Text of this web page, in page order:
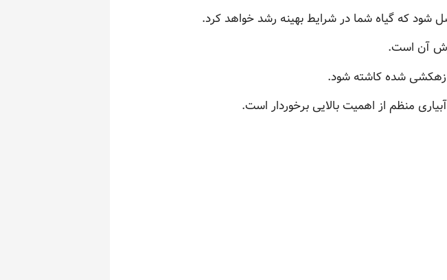
شود که گیاه شما در شرایط بهینه رشد خواهد کرد.
آن است.
زهکشی شده کاشته شود.
منظم از اهمیت بالایی برخوردار است.